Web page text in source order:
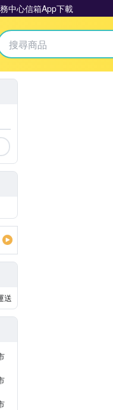
中心信箱App下載
拍賣
送